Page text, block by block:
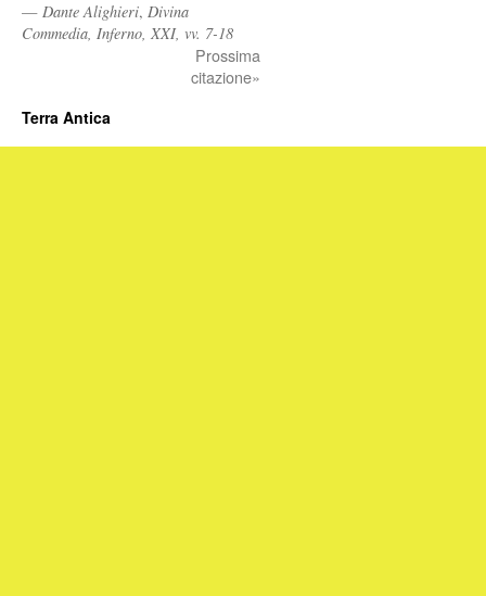
— Dante Alighieri, Divina
Commedia, Inferno, XXI, vv. 7-18
Prossima
citazione»
Terra Antica